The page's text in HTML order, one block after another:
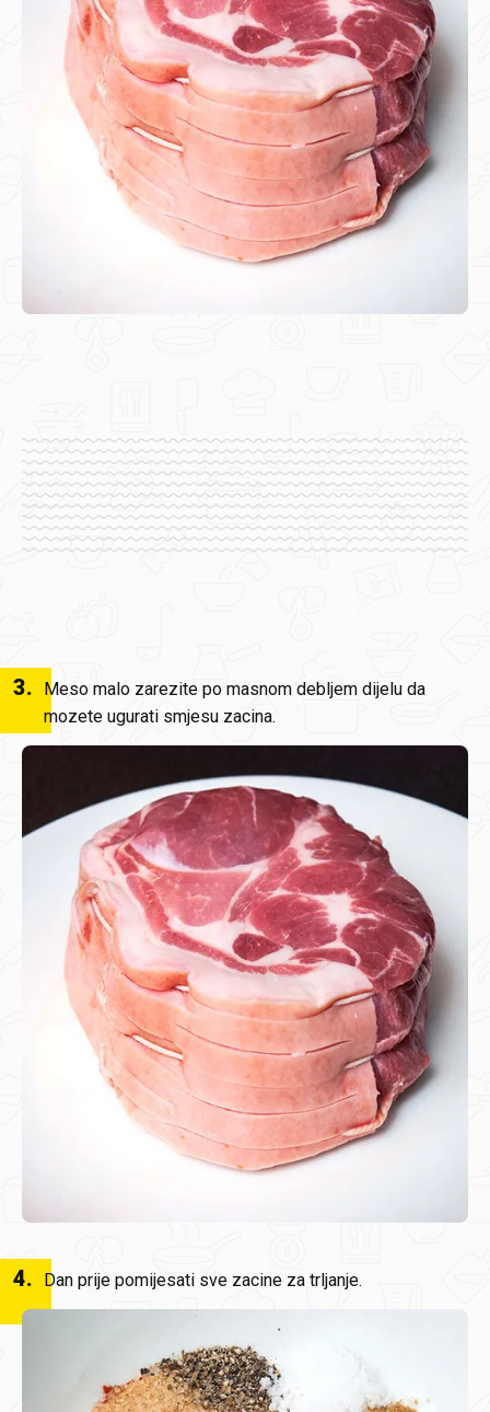
3.
Meso malo zarezite po masnom debljem dijelu da
mozete ugurati smjesu zacina.
4. Dan prije pomijesati sve zacine za trljanje.